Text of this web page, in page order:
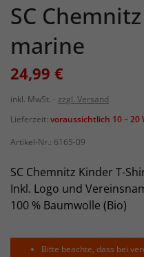
SC
marine
24,99 €
inkl. MwSt.
zzgl. Versand
Lieferzeit: voraussichtlich 10 – 20
Artikel-Nr.: 6165-09
SC Chemnitz Kinder T-
Inkl. Logo und
100 % Baumwolle (Bio)
Bitte beachte, dass bei